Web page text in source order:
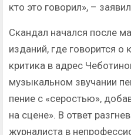
кто это говорил», –
Скандал начался после
изданий, где говорится о
критика в адрес
музыкальном звучании
пение с «серостью»,
на сцене». В ответ
журналиста в